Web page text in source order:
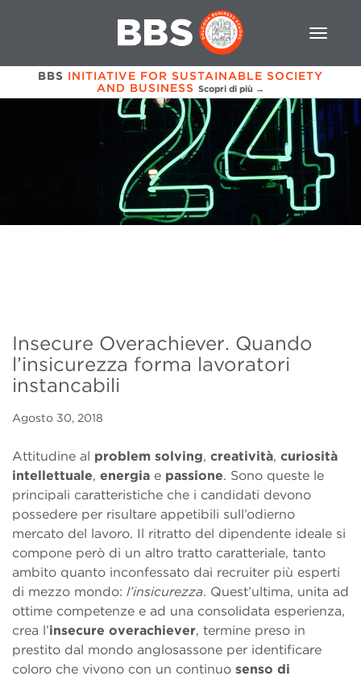
BBS INITIATIVE FOR SUSTAINABLE SOCIETY
AND BUSINESS Scopri di più →
Insecure Overachiever. Quando
l’insicurezza forma lavoratori
instancabili
Agosto 30, 2018
Attitudine al problem solving, creatività, curiosità
intellettuale, energia e passione. Sono queste le
principali caratteristiche che i candidati devono
possedere per risultare appetibili sull’odierno
mercato del lavoro. Il ritratto del dipendente ideale si
compone però di un altro tratto caratteriale, tanto
ambito quanto inconfessato dai recruiter più esperti
di mezzo mondo: l’insicurezza. Quest’ultima, unita ad
ottime competenze e ad una consolidata esperienza,
crea l’insecure overachiever, termine preso in
prestito dal mondo anglosassone per identificare
coloro che vivono con un continuo senso di